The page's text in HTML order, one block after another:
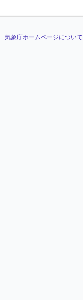
気象庁ホームページについて